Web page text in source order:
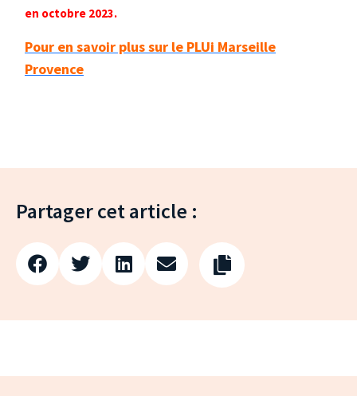
en octobre 2023.
Pour en savoir plus sur le PLUi Marseille
Provence
Partager cet article :